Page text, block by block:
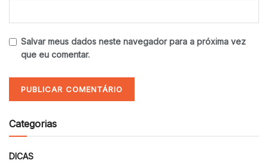
Salvar meus dados neste navegador para a próxima vez
que eu comentar.
Categorias
DICAS